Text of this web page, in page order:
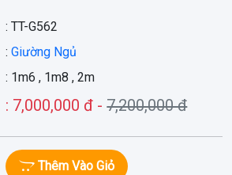
: TT-G562
:Giường Ngủ
: 1m6 , 1m8 , 2m
: 7,000,000 đ -7,200,000 đ
Thêm Vào Giỏ